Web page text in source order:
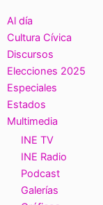
Al día
Cultura Cívica
Discursos
Elecciones 2025
Especiales
Estados
Multimedia
INE TV
INE Radio
Podcast
Galerías